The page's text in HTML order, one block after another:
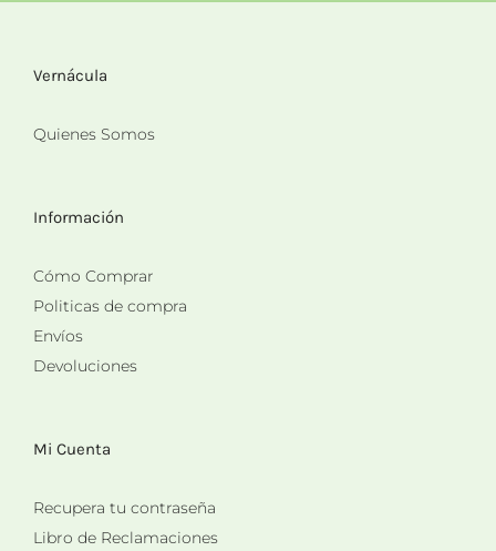
Vernácula
Quienes Somos
Información
Cómo Comprar
Politicas de compra
Envíos
Devoluciones
Mi Cuenta
Recupera tu contraseña
Libro de Reclamaciones